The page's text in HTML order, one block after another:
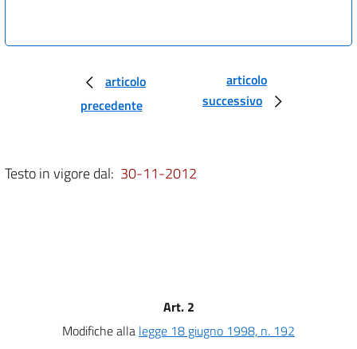
articolo
precedente
articolo
successivo
Testo in vigore dal: 30-11-2012
Art. 2
Modifiche alla legge 18 giugno 1998, n. 192